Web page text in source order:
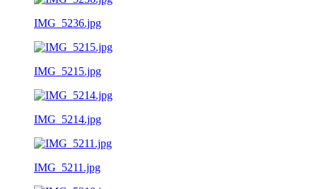
IMG_5236.jpg
IMG_5215.jpg
IMG_5214.jpg
IMG_5211.jpg